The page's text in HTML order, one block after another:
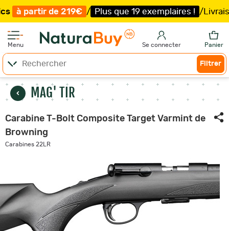
219€ / Plus que 19 exemplaires ! /Livraison offerte
Menu Se connecter Panier
Filtrer
MAG' TIR
Carabine T-Bolt Composite Target Varmint de
Browning
Carabines 22LR